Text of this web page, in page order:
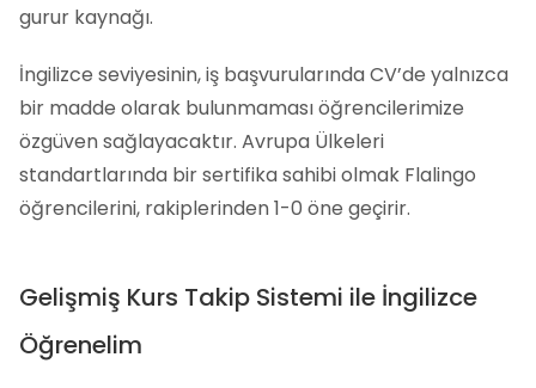
gurur kaynağı.
İngilizce seviyesinin, iş başvurularında CV’de yalnızca
bir madde olarak bulunmaması öğrencilerimize
özgüven sağlayacaktır. Avrupa Ülkeleri
standartlarında bir sertifika sahibi olmak Flalingo
öğrencilerini, rakiplerinden 1-0 öne geçirir.
Gelişmiş Kurs Takip Sistemi ile İngilizce
Öğrenelim